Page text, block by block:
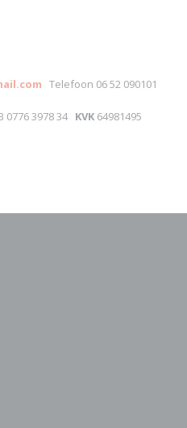
Telefoon 06 52 090101
0776 3978 34 KVK64981495